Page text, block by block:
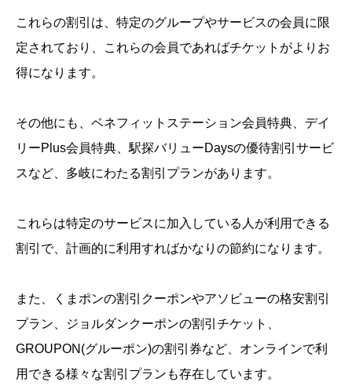
これらの割引は、特定のグループやサービスの会員に限
定されており、これらの会員であればチケットがよりお
得になります。
その他にも、ベネフィットステーション会員特典、デイ
リーPlus会員特典、駅探バリューDaysの優待割引サービ
スなど、多岐にわたる割引プランがあります。
これらは特定のサービスに加入している人が利用できる
割引で、計画的に利用すればかなりの節約になります。
また、くまポンの割引クーポンやアソビューの格安割引
プラン、ジョルダンクーポンの割引チケット、
GROUPON(グルーポン)の割引券など、オンラインで利
用できる様々な割引プランも存在しています。